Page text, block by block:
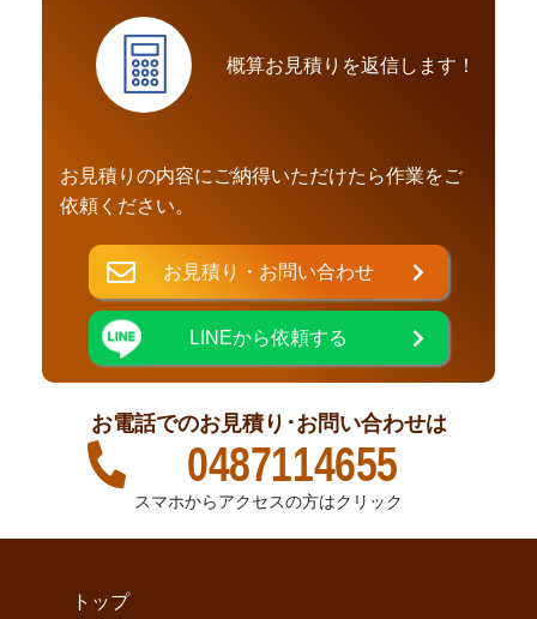
概算お見積りを返信します！
お見積りの内容にご納得いただけたら作業をご
依頼ください。
お見積り・お問い合わせ
LINEから依頼する
お電話でのお見積り･お問い合わせは
0487114655
スマホからアクセスの方はクリック
トップ